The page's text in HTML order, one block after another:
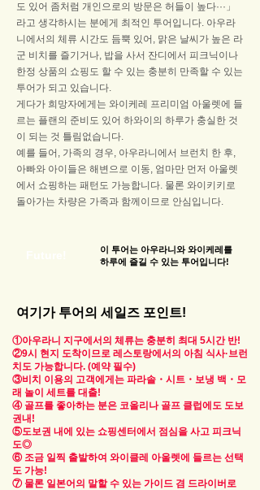
도 있어 좀처럼 개인으로의 방문은 허들이 높다···」
라고 생각하시는 분에게 최적인 투어입니다. 아우라
니에서의 체류 시간도 듬뿍 있어, 맑은 날씨가 높은 라
군 비치를 즐기거나, 밥을 사서 잔디에서 피크닉이나
한정 상품의 쇼핑도 할 수 있는 충분히 만족할 수 있는
투어가 되고 있습니다.
게다가 희망자에게는 와이케레 프리미엄 아울렛에 들
르는 플랜의 준비도 있어 하와이의 하루가 충실한 것
이 되는 것 틀림없습니다.
예를 들어, 가족의 경우, 아우라니에서 브런치 한 후,
아빠와 아이들은 해변으로 이동, 엄마만 먼저 아울렛
에서 쇼핑하는 패턴도 가능합니다. 물론 와이키키로
돌아가는 차량은 가족과 함께이므로 안심입니다.
이 투어는 아우라니와 와이케레를
하루에 즐길 수 있는 투어입니다!
여기가 투어의 세일즈 포인트!
①아우라니 지구에서의 체류는 충분히 최대 5시간 반!
②9시 현지 도착이므로 레스토랑에서의 아침 식사·브런
치도 가능합니다. (예약 필수)
③비치 이용의 고객에게는 파라솔・시트・보냉 백・모
래 놀이 세트를 대출!
④ 골프를 좋아하는 분은 코올리나 골프 클럽에도 도보
권내!
⑤도보권 내에 있는 쇼핑센터에서 점심을 사고 피크닉
도◎
⑥ 조금 일찍 출발하여 와이클레 아울렛에 들르는 선택
도 가능!
⑦ 물론 일본어의 말할 수 있는 가이드 겸 드라이버로